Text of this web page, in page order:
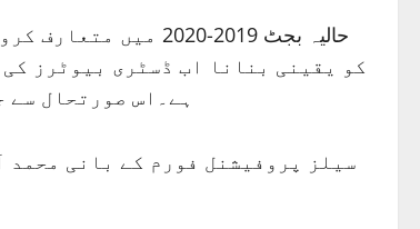
حالیہ بجٹ 2019-
کو یقینی بنانا اب ڈسٹری بیوٹرز
ہے۔اس صورتحال
سیلز پروفیشنل فورم کے بانی